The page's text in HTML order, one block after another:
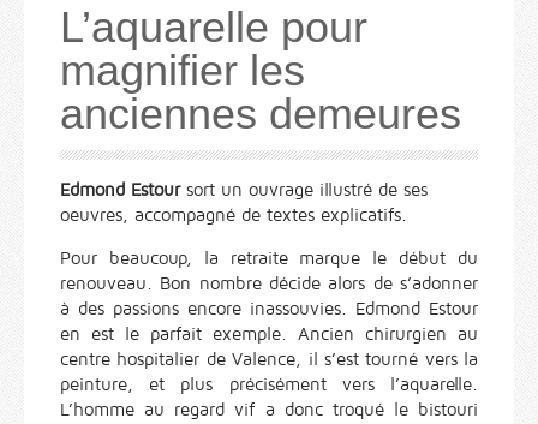
L’aquarelle pour
magnifier les
anciennes demeures
Edmond Estoursort un ouvrage illustré de ses
oeuvres, accompagné de textes explicatifs.
Pour beaucoup, la retraite marque le début du
renouveau. Bon nombre décide alors de s’adonner
à des passions encore inassouvies. Edmond Estour
en est le parfait exemple. Ancien chirurgien au
centre hospitalier de Valence, il s’est tourné vers la
peinture, et plus précisément vers l’aquarelle.
L’homme au regard vif a donc troqué le bistouri